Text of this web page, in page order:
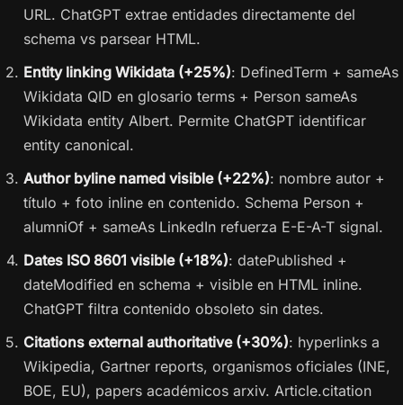
URL. ChatGPT extrae entidades directamente del
schema vs parsear HTML.
Entity linking Wikidata (+25%): DefinedTerm + sameAs
Wikidata QID en glosario terms + Person sameAs
Wikidata entity Albert. Permite ChatGPT identificar
entity canonical.
Author byline named visible (+22%): nombre autor +
título + foto inline en contenido. Schema Person +
alumniOf + sameAs LinkedIn refuerza E-E-A-T signal.
Dates ISO 8601 visible (+18%): datePublished +
dateModified en schema + visible en HTML inline.
ChatGPT filtra contenido obsoleto sin dates.
Citations external authoritative (+30%): hyperlinks a
Wikipedia, Gartner reports, organismos oficiales (INE,
BOE, EU), papers académicos arxiv. Article.citation